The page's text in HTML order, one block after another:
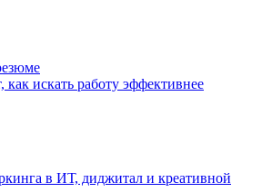
как искать работу эффективнее
в ИТ, диджитал и креативной